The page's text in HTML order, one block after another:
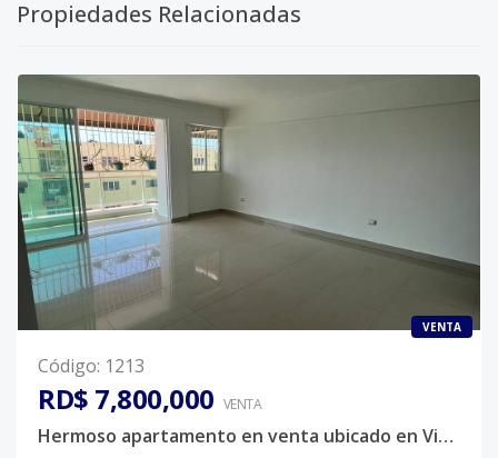
Propiedades Relacionadas
VENTA
Código: 1213
RD$ 7,800,000 VENTA
Hermoso apartamento en venta ubicado en Vista Hermosa, Santo Domingo Este.